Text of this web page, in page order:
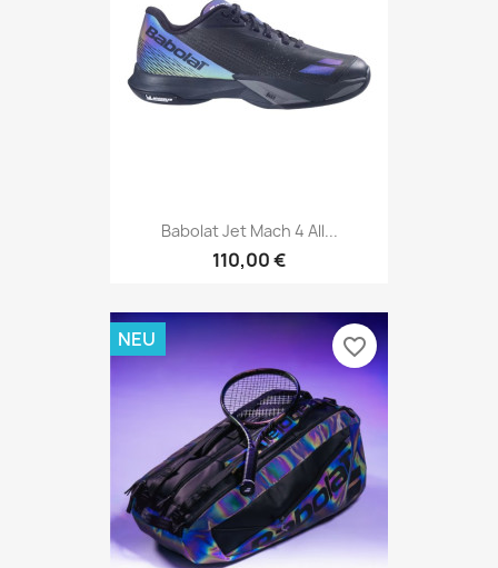
Babolat Jet Mach 4 All...
110,00 €
NEU favorite_border